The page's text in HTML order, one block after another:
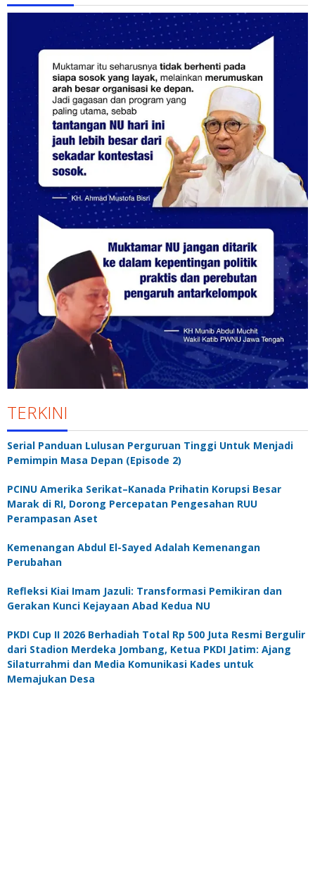
TERKINI
Serial Panduan Lulusan Perguruan Tinggi Untuk Menjadi
Pemimpin Masa Depan (Episode 2)
PCINU Amerika Serikat–Kanada Prihatin Korupsi Besar
Marak di RI, Dorong Percepatan Pengesahan RUU
Perampasan Aset
Kemenangan Abdul El-Sayed Adalah Kemenangan
Perubahan
Refleksi Kiai Imam Jazuli: Transformasi Pemikiran dan
Gerakan Kunci Kejayaan Abad Kedua NU
PKDI Cup II 2026 Berhadiah Total Rp 500 Juta Resmi Bergulir
dari Stadion Merdeka Jombang, Ketua PKDI Jatim: Ajang
Silaturrahmi dan Media Komunikasi Kades untuk
Memajukan Desa